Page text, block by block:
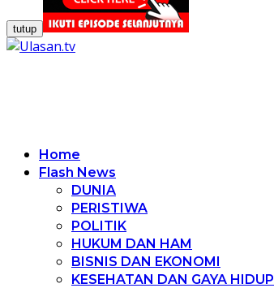
tutup
Home
Flash News
DUNIA
PERISTIWA
POLITIK
HUKUM DAN HAM
BISNIS DAN EKONOMI
KESEHATAN DAN GAYA HIDUP